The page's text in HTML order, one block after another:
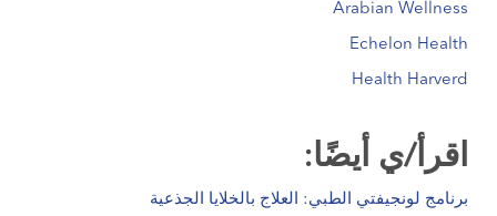
Arabian Wellness
Echelon Health
Health Harverd
اقرأ/ي أيضًا:
برنامج لونجيفتي الطبي: العلاج بالخلايا الجذعية